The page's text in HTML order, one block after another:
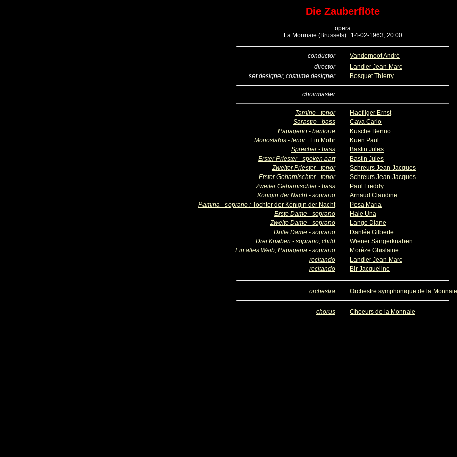
Die Zauberflöte
opera
La Monnaie (Brussels) : 14-02-1963, 20:00
conductor
Vandernoot André
director
Landier Jean-Marc
set designer, costume designer
Bosquet Thierry
choirmaster
Tamino - tenor
Haefliger Ernst
Sarastro - bass
Cava Carlo
Papageno - baritone
Kusche Benno
Monostatos - tenor : Ein Mohr
Kuen Paul
Sprecher - bass
Bastin Jules
Erster Priester - spoken part
Bastin Jules
Zweiter Priester - tenor
Schreurs Jean-Jacques
Erster Geharnischter - tenor
Schreurs Jean-Jacques
Zweiter Geharnischter - bass
Paul Freddy
Königin der Nacht - soprano
Arnaud Claudine
Pamina - soprano : Tochter der Königin der Nacht
Posa Maria
Erste Dame - soprano
Hale Una
Zweite Dame - soprano
Lange Diane
Dritte Dame - soprano
Danlée Gilberte
Drei Knaben - soprano, child
Wiener Sängerknaben
Ein altes Weib, Papagena - soprano
Morèze Ghislaine
recitando
Landier Jean-Marc
recitando
Bir Jacqueline
orchestra Orchestre symphonique de la Monnaie
chorus Choeurs de la Monnaie